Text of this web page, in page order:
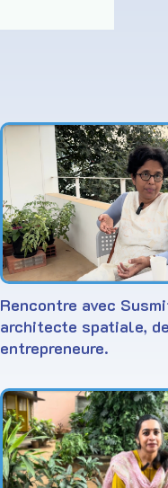
Rencontre avec
architecte spatiale,
entrepreneure.